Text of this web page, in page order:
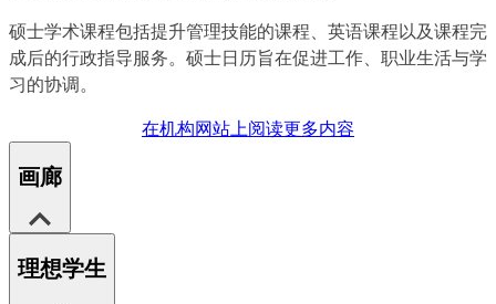
硕士学术课程包括提升管理技能的课程、英语课程以及课程完
成后的行政指导服务。硕士日历旨在促进工作、职业生活与学
习的协调。
在机构网站上阅读更多内容
画廊
理想学生